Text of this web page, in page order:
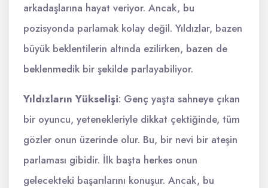
arkadaşlarına hayat veriyor. Ancak, bu
pozisyonda parlamak kolay değil. Yıldızlar, bazen
büyük beklentilerin altında ezilirken, bazen de
beklenmedik bir şekilde parlayabiliyor.
Yıldızların Yükselişi: Genç yaşta sahneye çıkan
bir oyuncu, yetenekleriyle dikkat çektiğinde, tüm
gözler onun üzerinde olur. Bu, bir nevi bir ateşin
parlaması gibidir. İlk başta herkes onun
gelecekteki başarılarını konuşur. Ancak, bu